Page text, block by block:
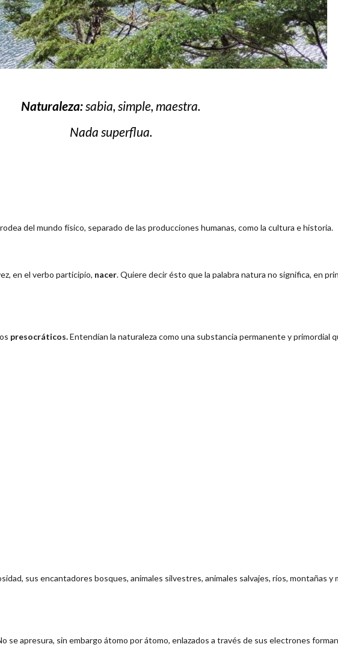
Naturaleza:sabia, simple, maestra.
Nada superflua.
del mundo físico, separado de las producciones humanas, como la cultura e historia.
en el verbo participio, nacer. Quiere decir ésto que la palabra natura no significa, en
presocráticos.Entendían la naturaleza como una substancia permanente y primordial
sus encantadores bosques, animales silvestres, animales salvajes, ríos, montañas y
se apresura, sin embargo átomo por átomo, enlazados a través de sus electrones